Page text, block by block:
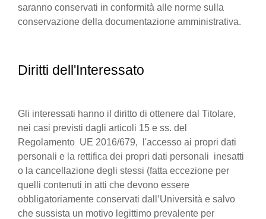
saranno conservati in conformità alle norme sulla
conservazione della documentazione amministrativa.
Diritti dell'Interessato
Gli interessati hanno il diritto di ottenere dal Titolare,
nei casi previsti dagli articoli 15 e ss. del
Regolamento UE 2016/679, l'accesso ai propri dati
personali e la rettifica dei propri dati personali inesatti
o la cancellazione degli stessi (fatta eccezione per
quelli contenuti in atti che devono essere
obbligatoriamente conservati dall’Università e salvo
che sussista un motivo legittimo prevalente per